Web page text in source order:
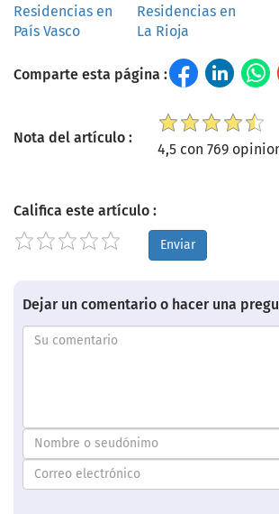
Residencias en
País Vasco
Residencias en
La Rioja
Comparte esta página :
Nota del artículo :
4,5 con 769
Califica este artículo :
Enviar
Dejar un comentario o hacer una